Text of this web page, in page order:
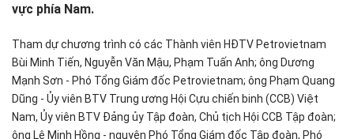
vực phía Nam.
Tham dự chương trình có các Thành viên HĐTV Petrovietnam
Bùi Minh Tiến, Nguyễn Văn Mậu, Phạm Tuấn Anh; ông Dương
Mạnh Sơn - Phó Tổng Giám đốc Petrovietnam; ông Phạm Quang
Dũng - Ủy viên BTV Trung ương Hội Cựu chiến binh (CCB) Việt
Nam, Ủy viên BTV Đảng ủy Tập đoàn, Chủ tịch Hội CCB Tập đoàn;
ông Lê Minh Hồng - nguyên Phó Tổng Giám đốc Tập đoàn, Phó